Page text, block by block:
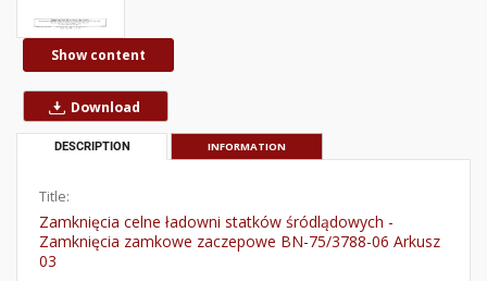
Show content
Download
DESCRIPTION INFORMATION
Title:
Zamknięcia celne ładowni statków śródlądowych -
Zamknięcia zamkowe zaczepowe BN-75/3788-06 Arkusz
03